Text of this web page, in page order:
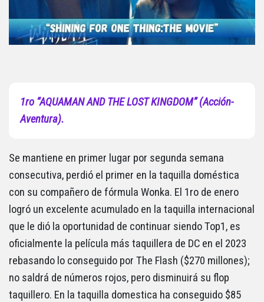
1ro “AQUAMAN AND THE LOST KINGDOM” (Acción-
Aventura).
Se mantiene en primer lugar por segunda semana
consecutiva, perdió el primer en la taquilla doméstica
con su compañero de fórmula Wonka. El 1ro de enero
logró un excelente acumulado en la taquilla internacional
que le dió la oportunidad de continuar siendo Top1, es
oficialmente la película más taquillera de DC en el 2023
rebasando lo conseguido por The Flash ($270 millones);
no saldrá de números rojos, pero disminuirá su flop
taquillero. En la taquilla domestica ha conseguido $85